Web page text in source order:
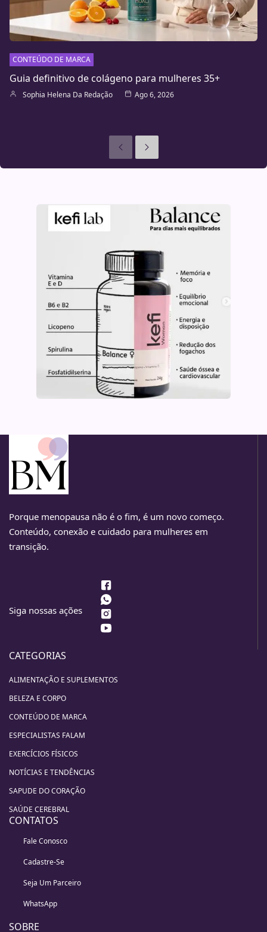
CONTEÚDO DE MARCA
Guia definitivo de colágeno para mulheres 35+
Sophia Helena Da Redação Ago 6, 2026
AnterioresSeguinte
Porque menopausa não é o fim, é um novo começo.
Conteúdo, conexão e cuidado para mulheres em
transição.
Siga nossas ações
CATEGORIAS
ALIMENTAÇÃO E SUPLEMENTOS
BELEZA E CORPO
CONTEÚDO DE MARCA
ESPECIALISTAS FALAM
EXERCÍCIOS FÍSICOS
NOTÍCIAS E TENDÊNCIAS
SAPUDE DO CORAÇÃO
SAÚDE CEREBRAL
CONTATOS
Fale Conosco
Cadastre-Se
Seja Um Parceiro
WhatsApp
SOBRE